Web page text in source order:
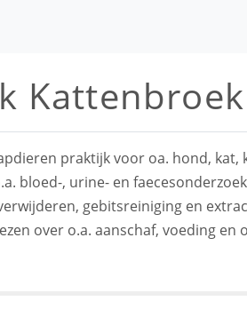
Kattenbroek
praktijk voor oa. hond, kat,
bloed-, urine- en
gebitsreiniging en
over o.a. aanschaf, voeding en